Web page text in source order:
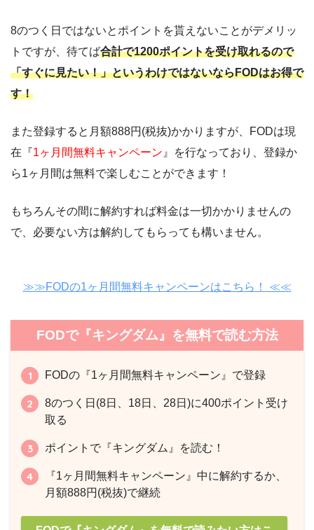
8のつく日ではないとポイントを貰えないことがデメリッ
トですが、待てば合計で1200ポイントを受け取れるので
「すぐに見たい！」というわけではないならFODはお得で
す！
また登録すると月額888円(税抜)かかりますが、FODは現
在『1ヶ月間無料キャンペーン 』を行なっており、登録か
ら1ヶ月間は無料で楽しむことができます！
もちろんその間に解約すれば料金は一切かかりませんの
で、必要ない方は解約してもらっても構いません。
≫≫FODの1ヶ月間無料キャンペーンはこちら！ ≪≪
FODで『キングダム』を無料で読む方法
FODの『1ヶ月間無料キャンペーン』で登録
8のつく日(8日、18日、28日)に400ポイント受け
取る
ポイントで『キングダム』を読む！
『1ヶ月間無料キャンペーン』中に解約するか、
月額888円(税抜)で継続